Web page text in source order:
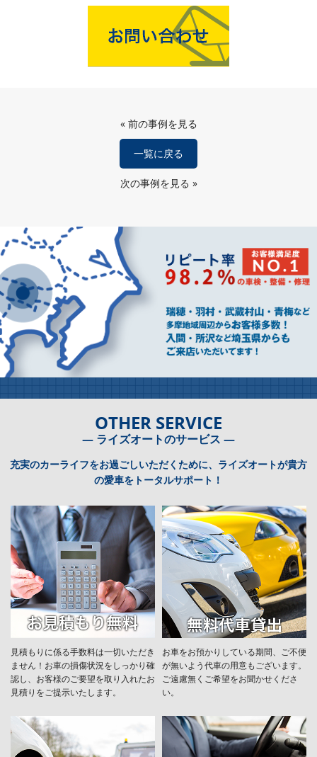
« 前の事例を見る
一覧に戻る
次の事例を見る »
OTHER SERVICE
― ライズオートのサービス ―
充実のカーライフをお過ごしいただくために、ライズオートが貴方
の愛車をトータルサポート！
見積もりに係る手数料は一切いただき
ません！お車の損傷状況をしっかり確
認し、お客様のご要望を取り入れたお
見積りをご提示いたします。
お車をお預かりしている期間、ご不便
が無いよう代車の用意もございます。
ご遠慮無くご希望をお聞かせくださ
い。